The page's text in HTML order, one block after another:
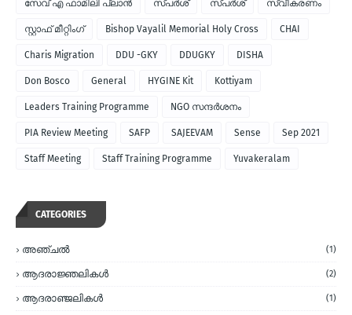
സേവ് എ ഫാമിലി പ്ലാന്‍ സ്പര്‍ശ് സ്പർശ് സ്വീകരണം
സ്റ്റാഫ് മീറ്റിംഗ് Bishop Vayalil Memorial Holy Cross CHAI
Charis Migration DDU -GKY DDUGKY DISHA
Don Bosco General HYGINE Kit Kottiyam
Leaders Training Programme NGO സന്ദര്‍ശനം
PIA Review Meeting SAFP SAJEEVAM Sense Sep 2021
Staff Meeting Staff Training Programme Yuvakeralam
CATEGORIES
അഞ്ചല്‍ (1)
ആദരാജ്ഞലികള്‍ (2)
ആദരാഞ്ജലികള്‍ (1)